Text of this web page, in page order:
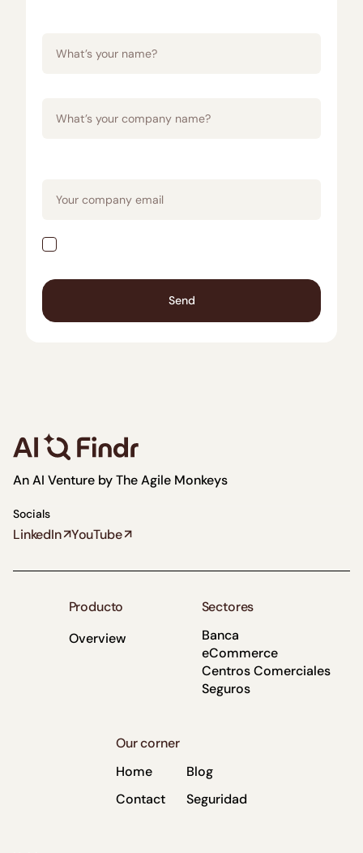
An AI Venture byThe Agile Monkeys
Socials
LinkedIn YouTube
Producto
Overview
Sectores
Banca
eCommerce
Centros Comerciales
Seguros
Our corner
Home
Blog
Contact
Seguridad